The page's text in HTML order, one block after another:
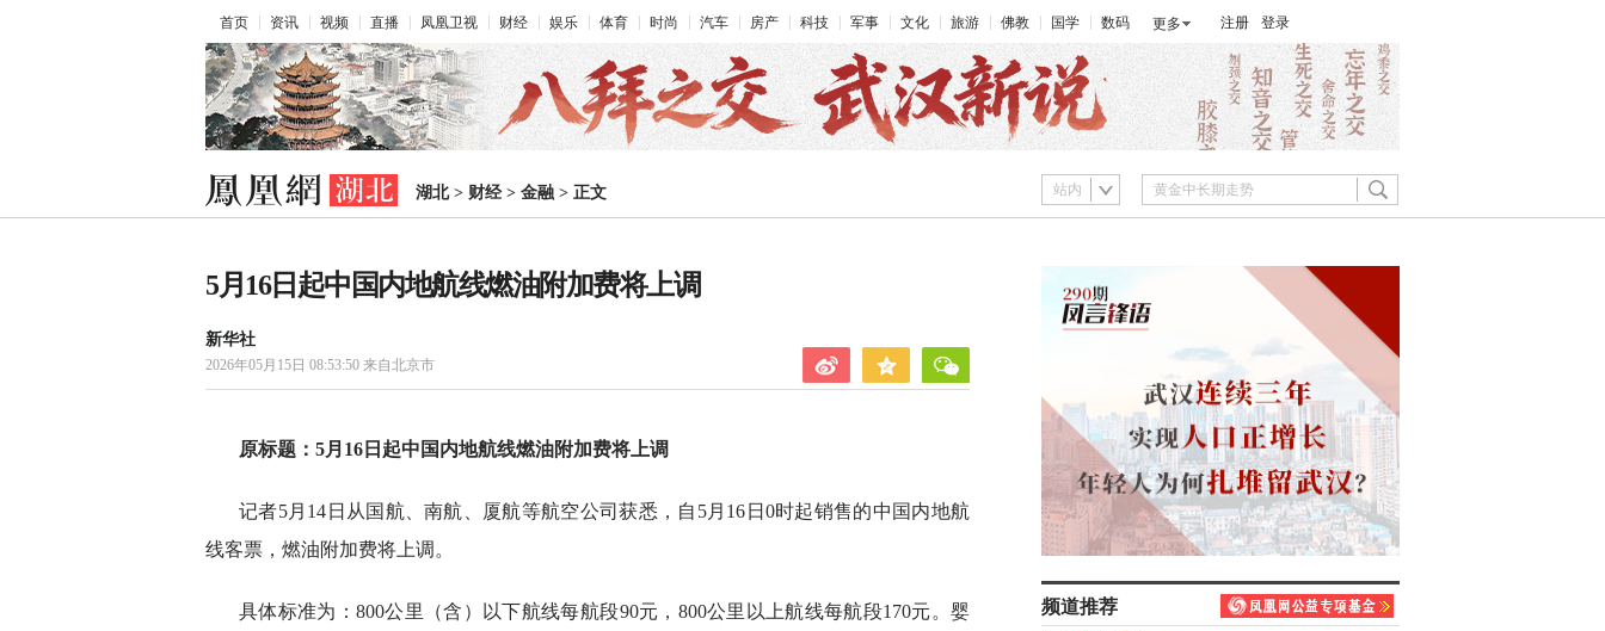
首页 资讯 视频 直播 凤凰卫视 财经 娱乐 体育 时尚 汽车 房产 科技 军事 文化 旅游 佛教 国学 数码 更多 注册 登录
湖北> 财经> 金融 > 正文 站内
5月16日起中国内地航线燃油附加费将上调
新华社
2026年05月15日 08:53:50 来自北京市
原标题：5月16日起中国内地航线燃油附加费将上调
记者5月14日从国航、南航、厦航等航空公司获悉，自5月16日0时起销售的中国内地航
线客票，燃油附加费将上调。
具体标准为：800公里（含）以下航线每航段90元，800公里以上航线每航段170元。婴
频道推荐